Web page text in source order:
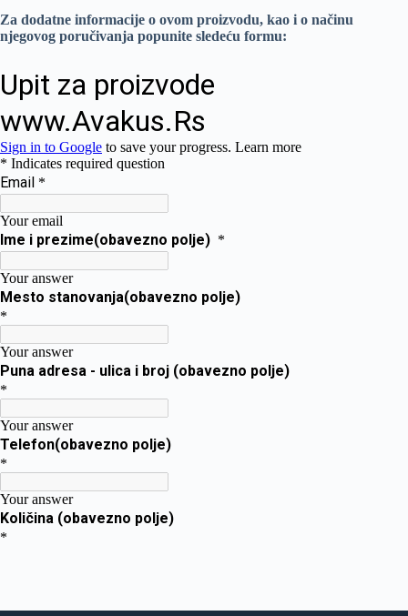
Za dodatne informacije o ovom proizvodu, kao i o načinu
njegovog poručivanja popunite sledeću formu: